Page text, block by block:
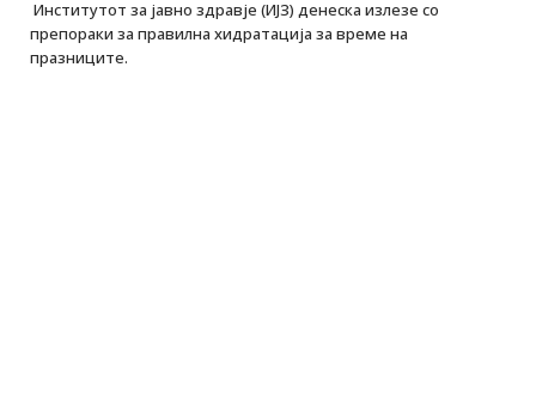
Институтот за јавно здравје (ИЈЗ) денеска излезе со
препораки за правилна хидратација за време на
празниците.